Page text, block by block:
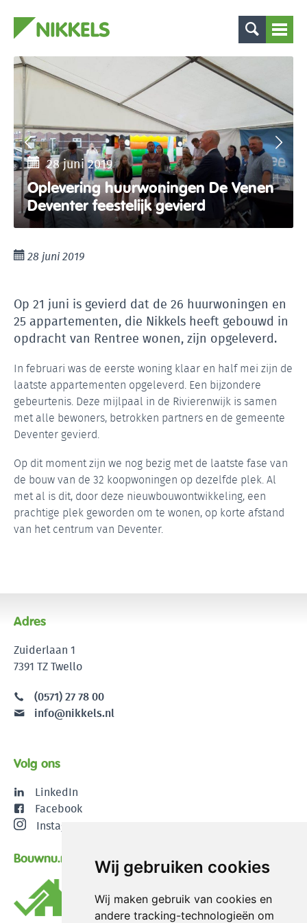
Wij gebruiken cookies
Wij maken gebruik van cookies en
andere tracking-technologieën om
28 juni 2019
Oplevering huurwoningen De Venen
Deventer feestelijk gevierd
28 juni 2019
Op 21 juni is gevierd dat de 26 huurwoningen en
25 appartementen, die Nikkels heeft gebouwd in
opdracht van Rentree wonen, zijn opgeleverd.
In februari was de eerste woning klaar en half mei zijn de
laatste appartementen opgeleverd. Een bijzondere
gebeurtenis. Deze mijlpaal in de Rivierenwijk is samen
met alle bewoners, betrokken partners en de gemeente
Deventer gevierd.
Op dit moment zijn we nog bezig met de laatste fase van
de bouw van de 32 koopwoningen op dezelfde plek. Al
met al is dit, door deze nieuwbouwontwikkeling, een
prachtige plek geworden om te wonen, op korte afstand
van het centrum van Deventer.
Adres
Zuiderlaan 1
7391 TZ Twello
(0571) 27 78 00
info@nikkels.nl
Volg ons
LinkedIn
Facebook
Instagram
Bouwnu.nl